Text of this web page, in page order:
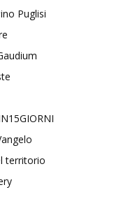
Puglisi
territorio